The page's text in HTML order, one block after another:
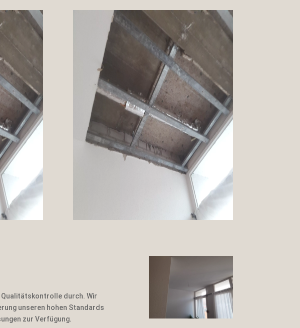
Male
TeamB
https://www.facebook.com/Male
rmeister.Bodden
https://twitter.com
https://www.pinterest.de/TeamB
Qualitätskontrolle durch. Wir
unseren hohen Standards
zur Verfügung.
https://www.
facebook.co
m/Malermeis
ter.Bodden
https://twitte
r.com